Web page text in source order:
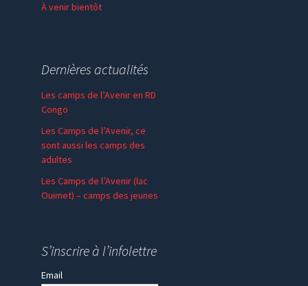
À venir bientôt
Dernières actualités
Les camps de l’Avenir en RD
Congo
Les Camps de l’Avenir, ce
sont aussi les camps des
adultes
Les Camps de l’Avenir (lac
Ouimet) – camps des jeunes
S’inscrire à l’infolettre
Email